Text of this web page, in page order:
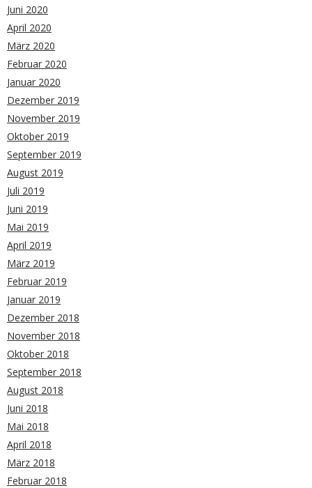
Juni 2020
April 2020
März 2020
Februar 2020
Januar 2020
Dezember 2019
November 2019
Oktober 2019
September 2019
August 2019
Juli 2019
Juni 2019
Mai 2019
April 2019
März 2019
Februar 2019
Januar 2019
Dezember 2018
November 2018
Oktober 2018
September 2018
August 2018
Juni 2018
Mai 2018
April 2018
März 2018
Februar 2018